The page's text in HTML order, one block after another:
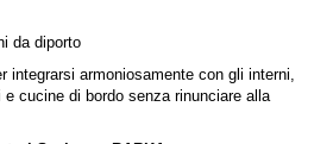
da diporto
integrarsi armoniosamente con gli interni,
cucine di bordo senza rinunciare alla